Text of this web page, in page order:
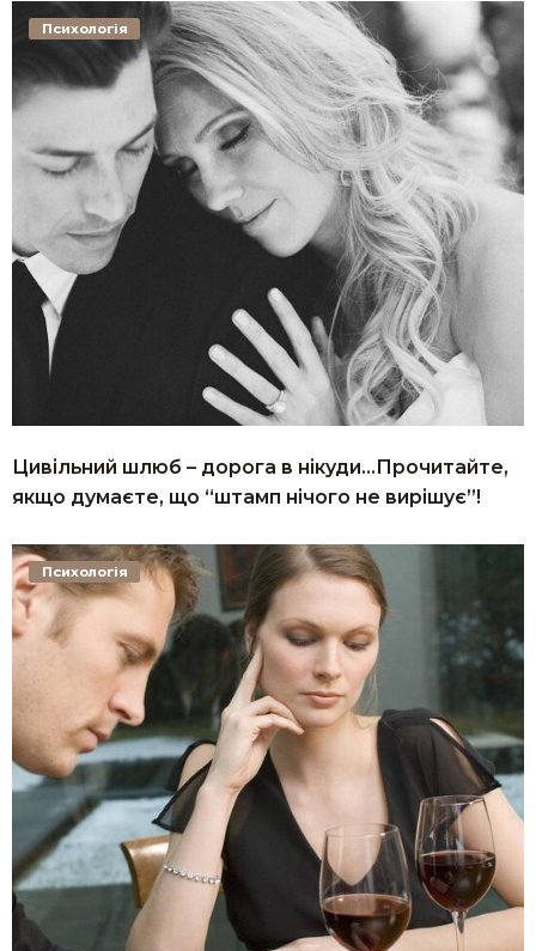
Цивільний шлюб – дорога в нікуди…Прочитайте,
якщо думаєте, що “штамп нічого не вирішує”!
Психологія
Психологія